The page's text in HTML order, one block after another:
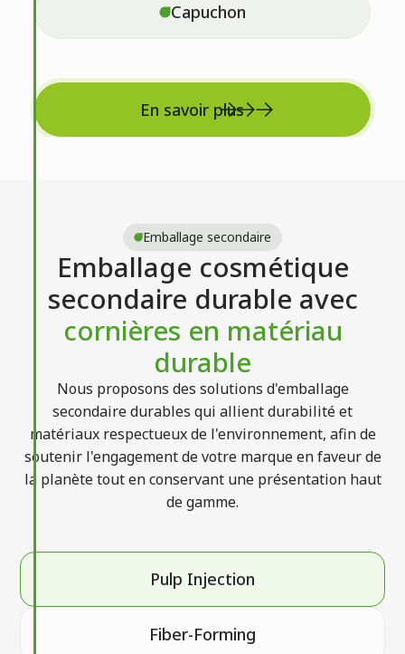
Capuchon
En savoir plus
Emballage secondaire
Emballage cosmétique
secondaire durable avec
cornières en matériau
durable
Nous proposons des solutions d'emballage
secondaire durables qui allient durabilité et
matériaux respectueux de l'environnement, afin de
soutenir l'engagement de votre marque en faveur de
la planète tout en conservant une présentation haut
de gamme.
Pulp Injection
Fiber-Forming